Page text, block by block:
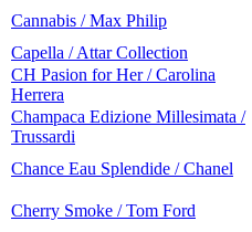
Cannabis / Max Philip
Capella / Attar Collection
CH Pasion for Her / Carolina
Herrera
Champaca Edizione Millesimata /
Trussardi
Chance Eau Splendide / Chanel
Cherry Smoke / Tom Ford